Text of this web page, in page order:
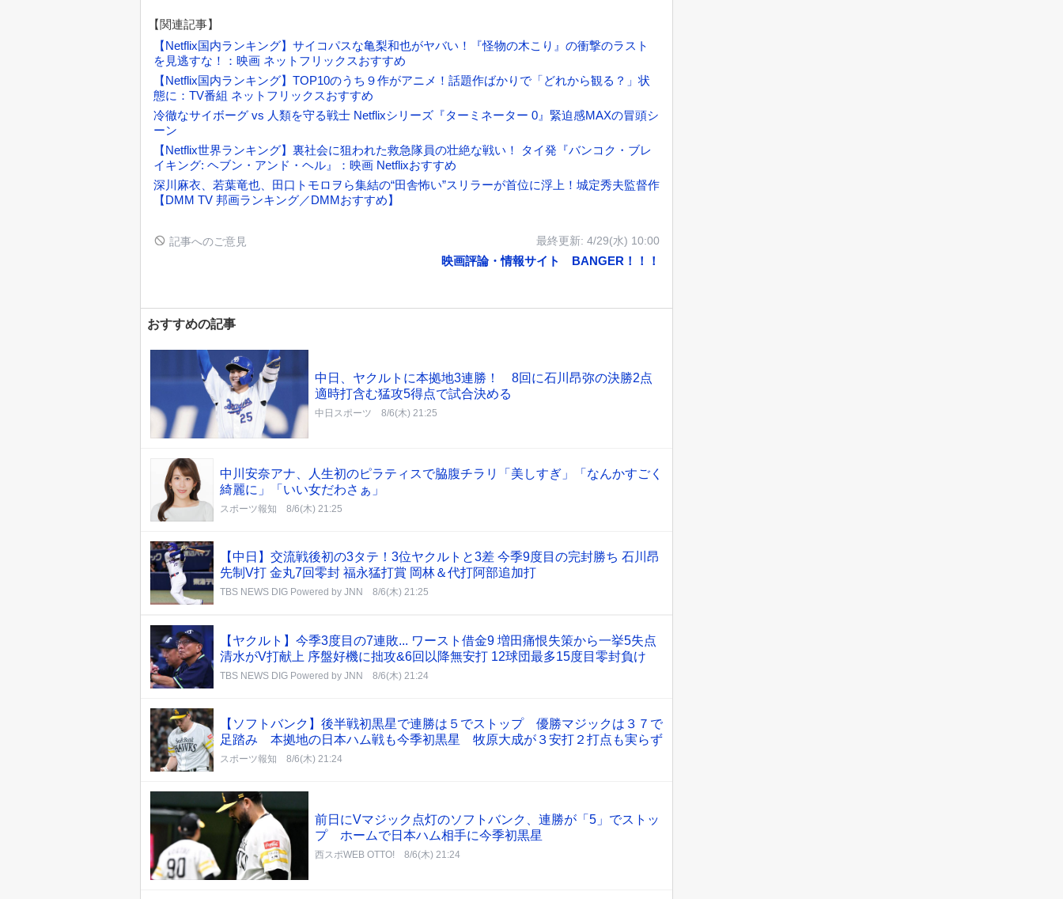
【関連記事】
【Netflix国内ランキング】サイコパスな亀梨和也がヤバい！『怪物の木こり』の衝撃のラスト
を見逃すな！：映画 ネットフリックスおすすめ
【Netflix国内ランキング】TOP10のうち９作がアニメ！話題作ばかりで「どれから観る？」状
態に：TV番組 ネットフリックスおすすめ
冷徹なサイボーグ vs 人類を守る戦士 Netflixシリーズ『ターミネーター 0』緊迫感MAXの冒頭シ
ーン
【Netflix世界ランキング】裏社会に狙われた救急隊員の壮絶な戦い！ タイ発『バンコク・ブレ
イキング: ヘブン・アンド・ヘル』：映画 Netflixおすすめ
深川麻衣、若葉竜也、田口トモロヲら集結の“田舎怖い”スリラーが首位に浮上！城定秀夫監督作
【DMM TV 邦画ランキング／DMMおすすめ】
記事へのご意見 最終更新: 4/29(水) 10:00
映画評論・情報サイト BANGER！！！
おすすめの記事
中日、ヤクルトに本拠地3連勝！ 8回に石川昂弥の決勝2点
適時打含む猛攻5得点で試合決める
中日スポーツ 8/6(木) 21:25
中川安奈アナ、人生初のピラティスで脇腹チラリ「美しすぎ」「なんかすごく
綺麗に」「いい女だわさぁ」
スポーツ報知 8/6(木) 21:25
【中日】交流戦後初の3タテ！3位ヤクルトと3差 今季9度目の完封勝ち 石川昂
先制V打 金丸7回零封 福永猛打賞 岡林＆代打阿部追加打
TBS NEWS DIG Powered by JNN 8/6(木) 21:25
【ヤクルト】今季3度目の7連敗... ワースト借金9 増田痛恨失策から一挙5失点
清水がV打献上 序盤好機に拙攻&6回以降無安打 12球団最多15度目零封負け
TBS NEWS DIG Powered by JNN 8/6(木) 21:24
【ソフトバンク】後半戦初黒星で連勝は５でストップ 優勝マジックは３７で
足踏み 本拠地の日本ハム戦も今季初黒星 牧原大成が３安打２打点も実らず
スポーツ報知 8/6(木) 21:24
前日にVマジック点灯のソフトバンク、連勝が「5」でストッ
プ ホームで日本ハム相手に今季初黒星
西スポWEB OTTO! 8/6(木) 21:24